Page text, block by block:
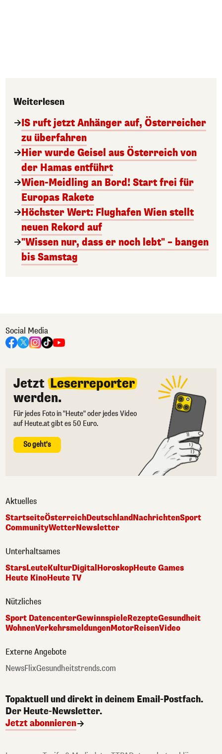
Weiterlesen
IS ruft jetzt Anhänger auf, Österreicher
zu überfahren
Hier wurde Geisel aus Österreich von
der Hamas entführt
Wien-Meidling an Bord! Start frei für
Europas Rakete
Höchster Wert: Flughafen Wien stellt
neuen Rekord auf
"Wissen nur, dass er noch lebt" – bangen
bis Samstag
Social Media
Jetzt Leserreporter
werden.
Für jedes Foto in "Heute" oder jedes Video
auf Heute.at gibt es 50 Euro.
So geht's
Aktuelles
StartseiteÖsterreichDeutschlandNachrichtenSport
CommunityWetterNewsletter
Unterhaltsames
StarsLeuteKulturDigital HoroskopHeute Games
Heute KinoHeute TV
Nützliches
Sport DatencenterGewinnspieleRezepteGesundheit
WohnenVerkehrsmeldungenMotorReisenVideo
Externe Angebote
NewsFlixGesundheitstrends.com
Topaktuell und direkt in deinem Email-Postfach.
Der Heute-Newsletter.
Jetzt abonnieren